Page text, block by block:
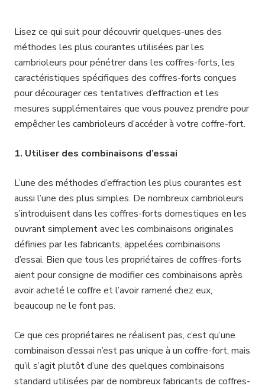
Lisez ce qui suit pour découvrir quelques-unes des
méthodes les plus courantes utilisées par les
cambrioleurs pour pénétrer dans les coffres-forts, les
caractéristiques spécifiques des coffres-forts conçues
pour décourager ces tentatives d’effraction et les
mesures supplémentaires que vous pouvez prendre pour
empêcher les cambrioleurs d’accéder à votre coffre-fort.
1. Utiliser des combinaisons d’essai
L’une des méthodes d’effraction les plus courantes est
aussi l’une des plus simples. De nombreux cambrioleurs
s’introduisent dans les coffres-forts domestiques en les
ouvrant simplement avec les combinaisons originales
définies par les fabricants, appelées combinaisons
d’essai. Bien que tous les propriétaires de coffres-forts
aient pour consigne de modifier ces combinaisons après
avoir acheté le coffre et l’avoir ramené chez eux,
beaucoup ne le font pas.
Ce que ces propriétaires ne réalisent pas, c’est qu’une
combinaison d’essai n’est pas unique à un coffre-fort, mais
qu’il s’agit plutôt d’une des quelques combinaisons
standard utilisées par de nombreux fabricants de coffres-